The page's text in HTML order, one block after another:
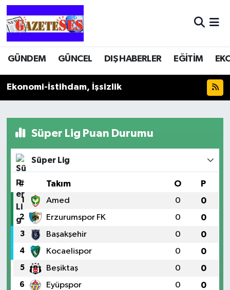
GÜNDEM GÜNCEL DIŞ HABERLER EĞİTİM
Ekonomi-İstihdam, İşsizlik
Süper Lig Puan Durumu
Süper Lig
# Takım O P
1 Amed 0 0
2 Erzurumspor FK 0 0
3 Başakşehir 0 0
4 Kocaelispor 0 0
5 Beşiktaş 0 0
6 Eyüpspor 0 0